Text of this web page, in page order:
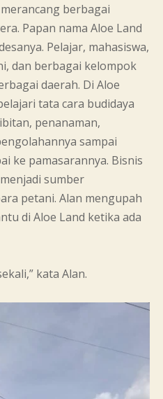
berbagai
Papan nama Aloe Land
Pelajar, mahasiswa,
dan berbagai kelompok
daerah. Di Aloe
tata cara budidaya
penanaman,
sampai
ke pamasarannya. Bisnis
sumber
petani. Alan mengupah
di Aloe Land ketika ada
kata Alan.